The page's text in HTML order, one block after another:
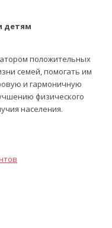
детям
положительных
семей, помогать им
и гармоничную
физического
населения.